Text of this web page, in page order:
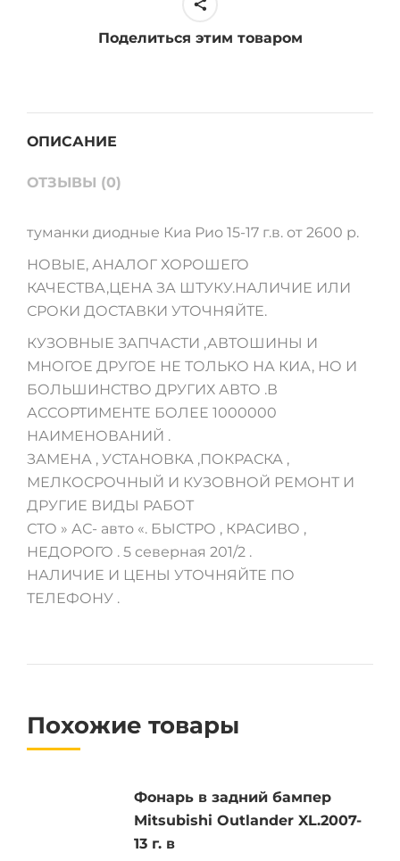
Поделиться этим товаром
ОПИСАНИЕ
ОТЗЫВЫ (0)
туманки диодные Киа Рио 15-17 г.в. от 2600 р.
НОВЫЕ, АНАЛОГ ХОРОШЕГО
КАЧЕСТВА,ЦЕНА ЗА ШТУКУ.НАЛИЧИЕ ИЛИ
СРОКИ ДОСТАВКИ УТОЧНЯЙТЕ.
КУЗОВНЫЕ ЗАПЧАСТИ ,АВТОШИНЫ И
МНОГОЕ ДРУГОЕ НЕ ТОЛЬКО НА КИА, НО И
БОЛЬШИНСТВО ДРУГИХ АВТО .В
АССОРТИМЕНТЕ БОЛЕЕ 1000000
НАИМЕНОВАНИЙ .
ЗАМЕНА , УСТАНОВКА ,ПОКРАСКА ,
МЕЛКОСРОЧНЫЙ И КУЗОВНОЙ РЕМОНТ И
ДРУГИЕ ВИДЫ РАБОТ
СТО » АС- авто «. БЫСТРО , КРАСИВО ,
НЕДОРОГО . 5 северная 201/2 .
НАЛИЧИЕ И ЦЕНЫ УТОЧНЯЙТЕ ПО
ТЕЛЕФОНУ .
Похожие товары
Фонарь в задний бампер
Mitsubishi Outlander XL.2007-
13 г. в